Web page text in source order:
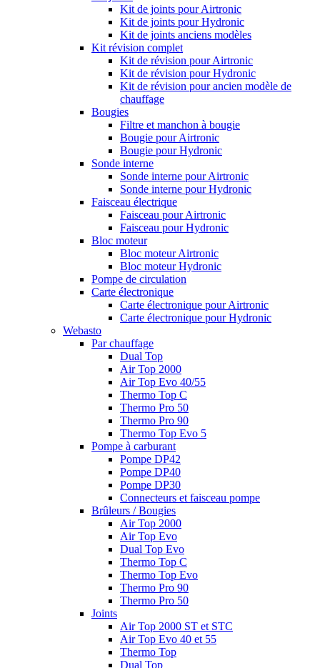
Kit de joints pour Airtronic
Kit de joints pour Hydronic
Kit de joints anciens modèles
Kit révision complet
Kit de révision pour Airtronic
Kit de révision pour Hydronic
Kit de révision pour ancien modèle de
chauffage
Bougies
Filtre et manchon à bougie
Bougie pour Airtronic
Bougie pour Hydronic
Sonde interne
Sonde interne pour Airtronic
Sonde interne pour Hydronic
Faisceau électrique
Faisceau pour Airtronic
Faisceau pour Hydronic
Bloc moteur
Bloc moteur Airtronic
Bloc moteur Hydronic
Pompe de circulation
Carte électronique
Carte électronique pour Airtronic
Carte électronique pour Hydronic
Webasto
Par chauffage
Dual Top
Air Top 2000
Air Top Evo 40/55
Thermo Top C
Thermo Pro 50
Thermo Pro 90
Thermo Top Evo 5
Pompe à carburant
Pompe DP42
Pompe DP40
Pompe DP30
Connecteurs et faisceau pompe
Brûleurs / Bougies
Air Top 2000
Air Top Evo
Dual Top Evo
Thermo Top C
Thermo Top Evo
Thermo Pro 90
Thermo Pro 50
Joints
Air Top 2000 ST et STC
Air Top Evo 40 et 55
Thermo Top
Dual Top